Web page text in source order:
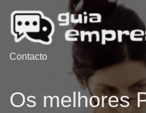
Contacto
Os melhores